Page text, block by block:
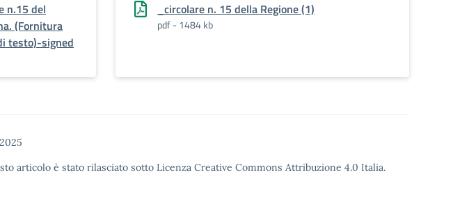
n.15 del
(Fornitura
testo)-signed
_circolare n. 15 della Regione (1)
pdf - 1484 kb
articolo è stato rilasciato sotto Licenza Creative Commons Attribuzione 4.0 Italia.